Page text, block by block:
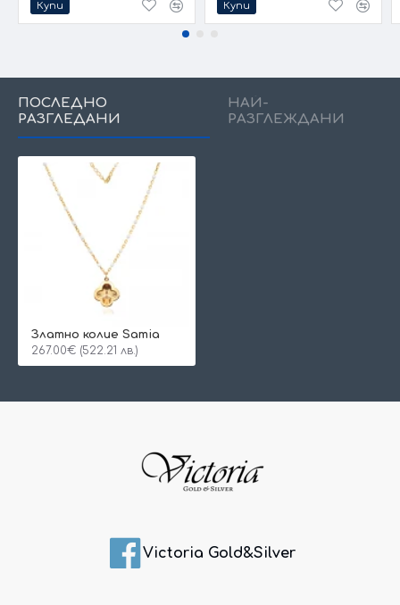
Купи Купи
ПОСЛЕДНО
РАЗГЛЕДАНИ
НАЙ-
РАЗГЛЕЖДАНИ
Златно колие Samia
267.00€ (522.21 лв.)
Victoria Gold&Silver